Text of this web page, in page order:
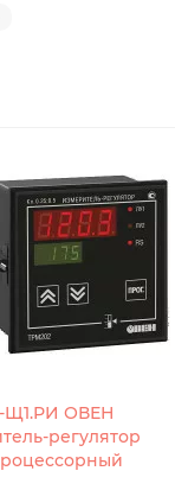
Щ1.РИ ОВЕН
регулятор